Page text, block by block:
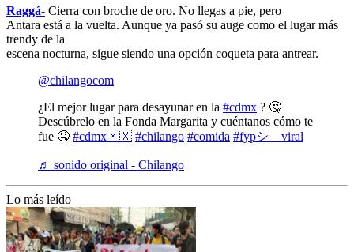
Raggá- Cierra con broche de oro. No llegas a pie, pero
Antara está a la vuelta. Aunque ya pasó su auge como el lugar más
trendy de la
escena nocturna, sigue siendo una opción coqueta para antrear.
@chilangocom
¿El mejor lugar para desayunar en la #cdmx ? 🤔
Descúbrelo en la Fonda Margarita y cuéntanos cómo te
fue 🤤 #cdmx🇲🇽 #chilango #comida #fypシ゚viral
♬ sonido original - Chilango
Lo más leído